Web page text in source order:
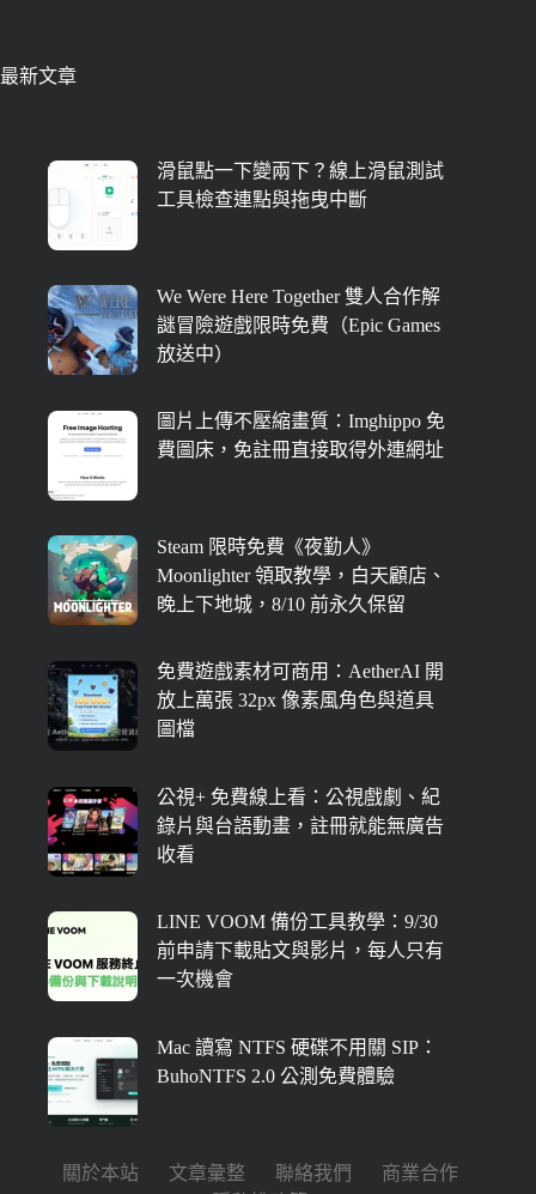
最新文章
滑鼠點一下變兩下？線上滑鼠測試
工具檢查連點與拖曳中斷
We Were Here Together 雙人合作解
謎冒險遊戲限時免費（Epic Games
放送中）
圖片上傳不壓縮畫質：Imghippo 免
費圖床，免註冊直接取得外連網址
Steam 限時免費《夜勤人》
Moonlighter 領取教學，白天顧店、
晚上下地城，8/10 前永久保留
免費遊戲素材可商用：AetherAI 開
放上萬張 32px 像素風角色與道具
圖檔
公視+ 免費線上看：公視戲劇、紀
錄片與台語動畫，註冊就能無廣告
收看
LINE VOOM 備份工具教學：9/30
前申請下載貼文與影片，每人只有
一次機會
Mac 讀寫 NTFS 硬碟不用關 SIP：
BuhoNTFS 2.0 公測免費體驗
關於本站 文章彙整 聯絡我們
商業合作